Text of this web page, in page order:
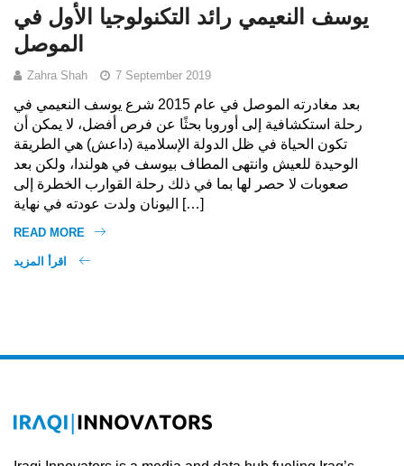
يوسف النعيمي رائد التكنولوجيا الأول في
الموصل
Zahra Shah 7 September 2019
بعد مغادرته الموصل في عام 2015 شرع يوسف النعيمي في
رحلة استكشافية إلى أوروبا بحثًا عن فرص أفضل، لا يمكن أن
تكون الحياة في ظل الدولة الإسلامية (داعش) هي الطريقة
الوحيدة للعيش وانتهى المطاف بيوسف في هولندا، ولكن بعد
صعوبات لا حصر لها بما في ذلك رحلة القوارب الخطرة إلى
اليونان ولدت عودته في نهاية […]
READ MORE